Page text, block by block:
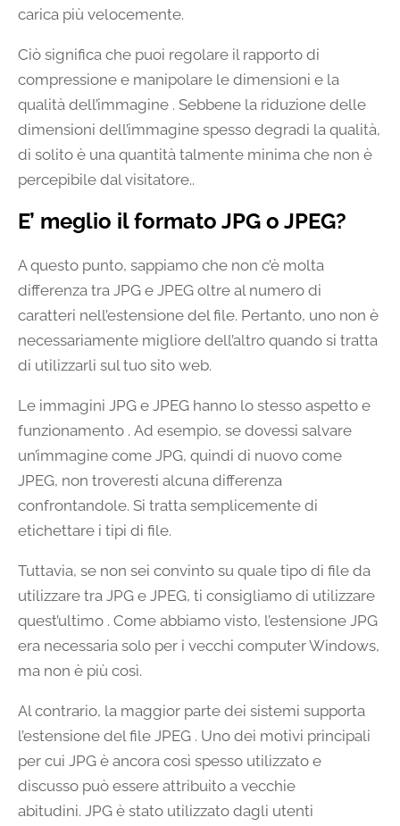
carica più velocemente.
Ciò significa che puoi regolare il rapporto di
compressione e manipolare le dimensioni e la
qualità dell’immagine . Sebbene la riduzione delle
dimensioni dell’immagine spesso degradi la qualità,
di solito è una quantità talmente minima che non è
percepibile dal visitatore..
E’ meglio il formato JPG o JPEG? ️
A questo punto, sappiamo che non c’è molta
differenza tra JPG e JPEG oltre al numero di
caratteri nell’estensione del file. Pertanto, uno non è
necessariamente migliore dell’altro quando si tratta
di utilizzarli sul tuo sito web.
Le immagini JPG e JPEG hanno lo stesso aspetto e
funzionamento . Ad esempio, se dovessi salvare
un’immagine come JPG, quindi di nuovo come
JPEG, non troveresti alcuna differenza
confrontandole. Si tratta semplicemente di
etichettare i tipi di file.
Tuttavia, se non sei convinto su quale tipo di file da
utilizzare tra JPG e JPEG, ti consigliamo di utilizzare
quest’ultimo . Come abbiamo visto, l’estensione JPG
era necessaria solo per i vecchi computer Windows,
ma non è più così.
Al contrario, la maggior parte dei sistemi supporta
l’estensione del file JPEG . Uno dei motivi principali
per cui JPG è ancora così spesso utilizzato e
discusso può essere attribuito a vecchie
abitudini. JPG è stato utilizzato dagli utenti